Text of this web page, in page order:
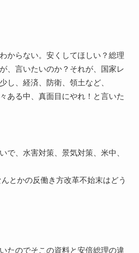
からない。安くしてほしい？総理
、言いたいのか？それが、国家レ
し、経済、防衛、領土など、
ある中、真面目にやれ！と言いた
で、水害対策、景気対策、米中、
とかの反働き方改革不始末はどう
たのでそこの資料と安倍総理の違